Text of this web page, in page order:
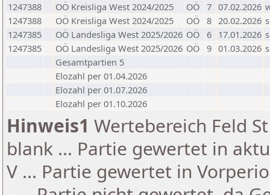
1247388
OÖ Kreisliga West 2024/2025 OÖ 7 07.02.2026
1247388
OÖ Kreisliga West 2024/2025 OÖ 8 20.02.2026 s
1247385
OÖ Landesliga West 2025/2026 OÖ 6 17.01.2026 s
1247385
OÖ Landesliga West 2025/2026 OÖ 9 01.03.2026 s
Gesamtpartien 5
Elozahl per 01.04.2026
Elozahl per 01.07.2026
Elozahl per 01.10.2026
Hinweis1 Wertebereich Feld
blank ... Partie gewertet in
V ... Partie gewertet in